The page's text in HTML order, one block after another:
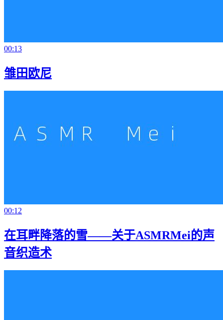
00:13
雏田欧尼
00:12
在耳畔降落的雪——关于ASMRMei的声
音织造术